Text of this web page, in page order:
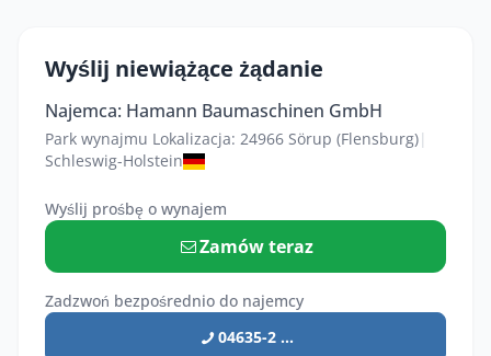
Wyślij niewiążące żądanie
Najemca: Hamann Baumaschinen GmbH
Park wynajmu Lokalizacja: 24966 Sörup (Flensburg)|
Schleswig-Holstein
Wyślij prośbę o wynajem
Zamów teraz
Zadzwoń bezpośrednio do najemcy
04635-2 ...